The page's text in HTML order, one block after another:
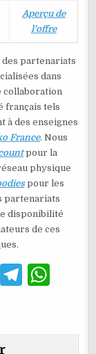
Aperçu de
l’offre
partenariats
dans
collaboration
français tels
à des enseignes
France. Nous
pour la
physique
pour les
partenariats
disponibilité
de ces
Pi T
g s